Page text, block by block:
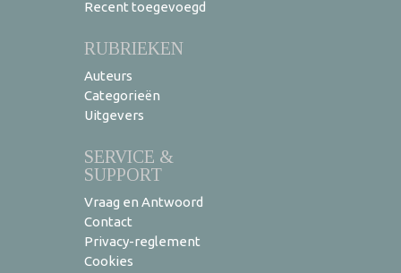
Recent toegevoegd
RUBRIEKEN
Auteurs
Categorieën
Uitgevers
SERVICE &
SUPPORT
Vraag en Antwoord
Contact
Privacy-reglement
Cookies